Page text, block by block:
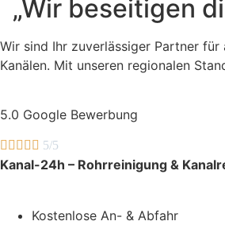
„Wir beseitigen
Wir sind Ihr zuverlässiger Partner für
Kanälen. Mit unseren regionalen
5.0 Google Bewerbung
     5/5
Kanal-24h – Rohrreinigung &
Kostenlose An- & Abfahr